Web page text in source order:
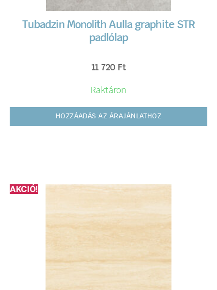
Tubadzin Monolith Aulla graphite STR
padlólap
11 720 Ft
Raktáron
HOZZÁADÁS AZ ÁRAJÁNLATHOZ
AKCIÓ!